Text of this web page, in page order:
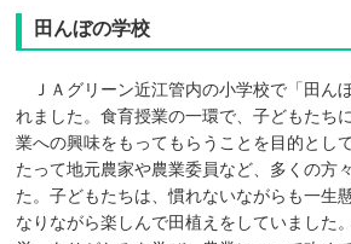
田んぼの学校
ＪＡグリーン近江管内の小学校で「田ん
れました。食育授業の一環で、子どもたち
業への興味をもってもらうことを目的とし
たって地元農家や農業委員など、多くの方
た。子どもたちは、慣れないながらも一生
なりながら楽しんで田植えをしていました